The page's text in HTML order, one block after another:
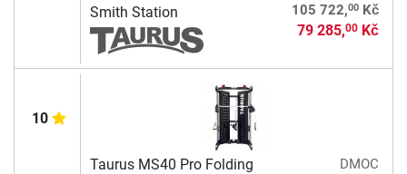
Smith Station
105 722,00Kč
79 285,00Kč
10
Taurus MS40 Pro Folding
DMOC